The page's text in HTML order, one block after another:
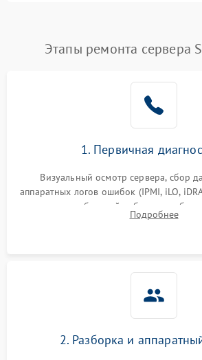
Программные сбои
Влага и внешные воздействия
Этапы ремонта сервера
1. Первичная
Визуальный осмотр сервера, сбор
аппаратных логов ошибок (IPMI, iLO,
питания и базовой
корпуса для быстрой
Подробнее
2. Разборка и